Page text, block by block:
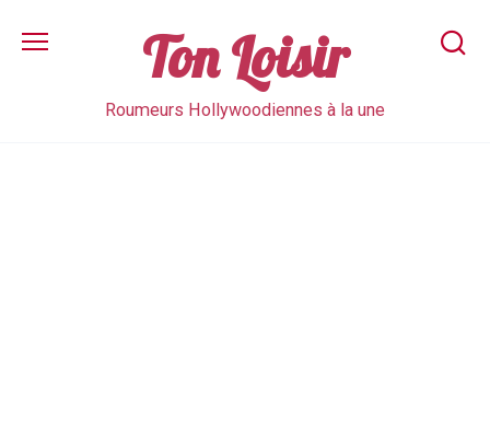
content
Ton Loisir
Roumeurs Hollywoodiennes à la une